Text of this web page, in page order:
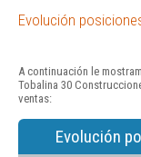
Evolución
A continuación le
Tobalina 30
ventas:
Evolución